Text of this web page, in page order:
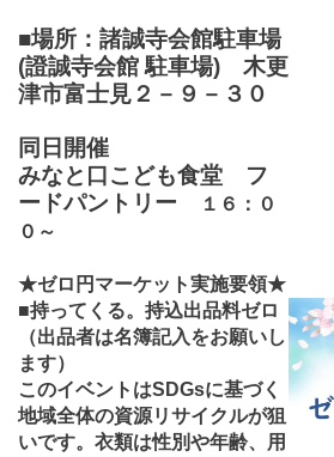
■場所：諸誠寺会館駐車場
(證誠寺会館 駐車場) 木更
津市富士見２－９－３０
同日開催
みなと口こども食堂 フ
ードパントリー
１６：０
０～
★ゼロ円マーケット実施要領★
■持ってくる。持込出品料ゼロ
（出品者は名簿記入をお願いし
ます）
このイベントはSDGsに基づく
地域全体の資源リサイクルが狙
いです。衣類は性別や年齢、用